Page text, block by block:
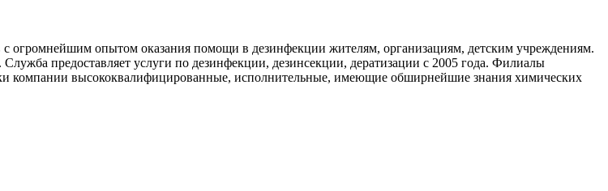
огромнейшим опытом оказания помощи в дезинфекции жителям, организациям, детским учреждениям.
предоставляет услуги по дезинфекции, дезинсекции, дератизации с 2005 года. Филиалы
компании высококвалифицированные, исполнительные, имеющие обширнейшие знания химических